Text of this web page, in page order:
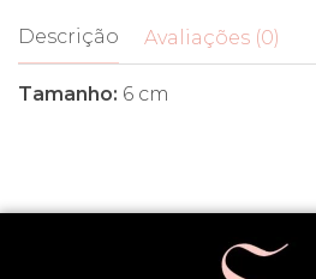
Descrição Avaliações (0)
Tamanho: 6 cm